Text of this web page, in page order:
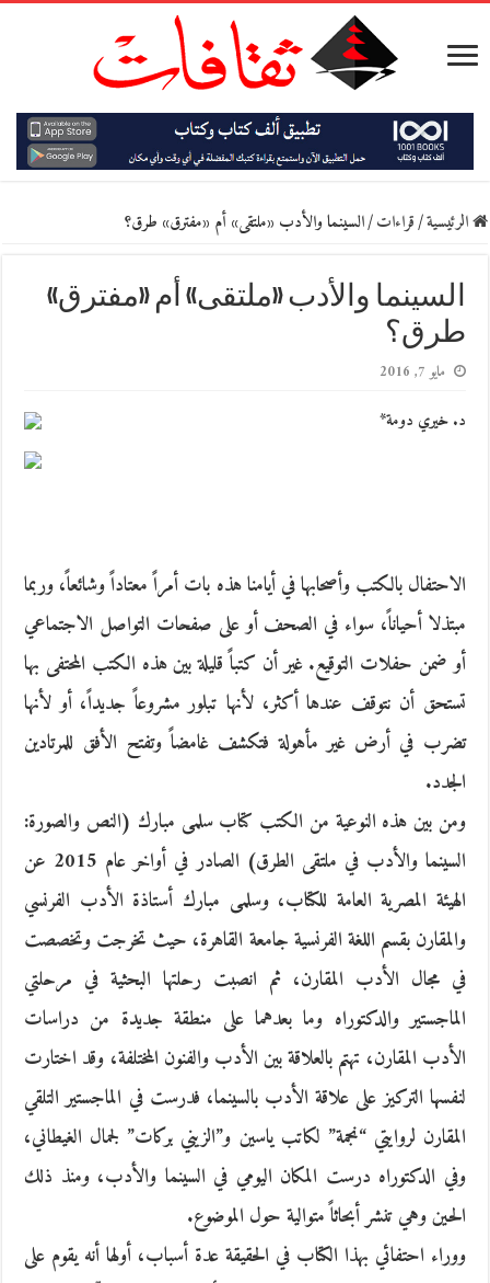
الرئيسية/قراءات/السينما والأدب «ملتقى» أم «مفترق» طرق؟
السينما والأدب «ملتقى» أم «مفترق»
طرق؟
مايو 7, 2016
د. خيري دومة*
الاحتفال بالكتب وأصحابها في أيامنا هذه بات أمراً معتاداً وشائعاً، وربما
مبتذلا أحياناً، سواء في الصحف أو على صفحات التواصل الاجتماعي
أو ضمن حفلات التوقيع. غير أن كتباً قليلة بين هذه الكتب المحتفى بها
تستحق أن نتوقف عندها أكثر، لأنها تبلور مشروعاً جديداً، أو لأنها
تضرب في أرض غير مأهولة فتكشف غامضاً وتفتح الأفق للمرتادين
الجدد.
ومن بين هذه النوعية من الكتب كتاب سلمى مبارك (النص والصورة:
السينما والأدب في ملتقى الطرق) الصادر في أواخر عام 2015 عن
الهيئة المصرية العامة للكتاب، وسلمى مبارك أستاذة الأدب الفرنسي
والمقارن بقسم اللغة الفرنسية جامعة القاهرة، حيث تخرجت وتخصصت
في مجال الأدب المقارن، ثم انصبت رحلتها البحثية في مرحلتي
الماجستير والدكتوراه وما بعدهما على منطقة جديدة من دراسات
الأدب المقارن، تهتم بالعلاقة بين الأدب والفنون المختلفة، وقد اختارت
لنفسها التركيز على علاقة الأدب بالسينما، فدرست في الماجستير التلقي
المقارن لروايتي “نجمة” لكاتب ياسين و”الزيني بركات” لجمال الغيطاني،
وفي الدكتوراه درست المكان اليومي في السينما والأدب، ومنذ ذلك
الحين وهي تنشر أبحاثاً متوالية حول الموضوع.
ووراء احتفائي بهذا الكتاب في الحقيقة عدة أسباب، أولها أنه يقوم على